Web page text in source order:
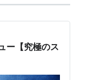
ー【究極のス